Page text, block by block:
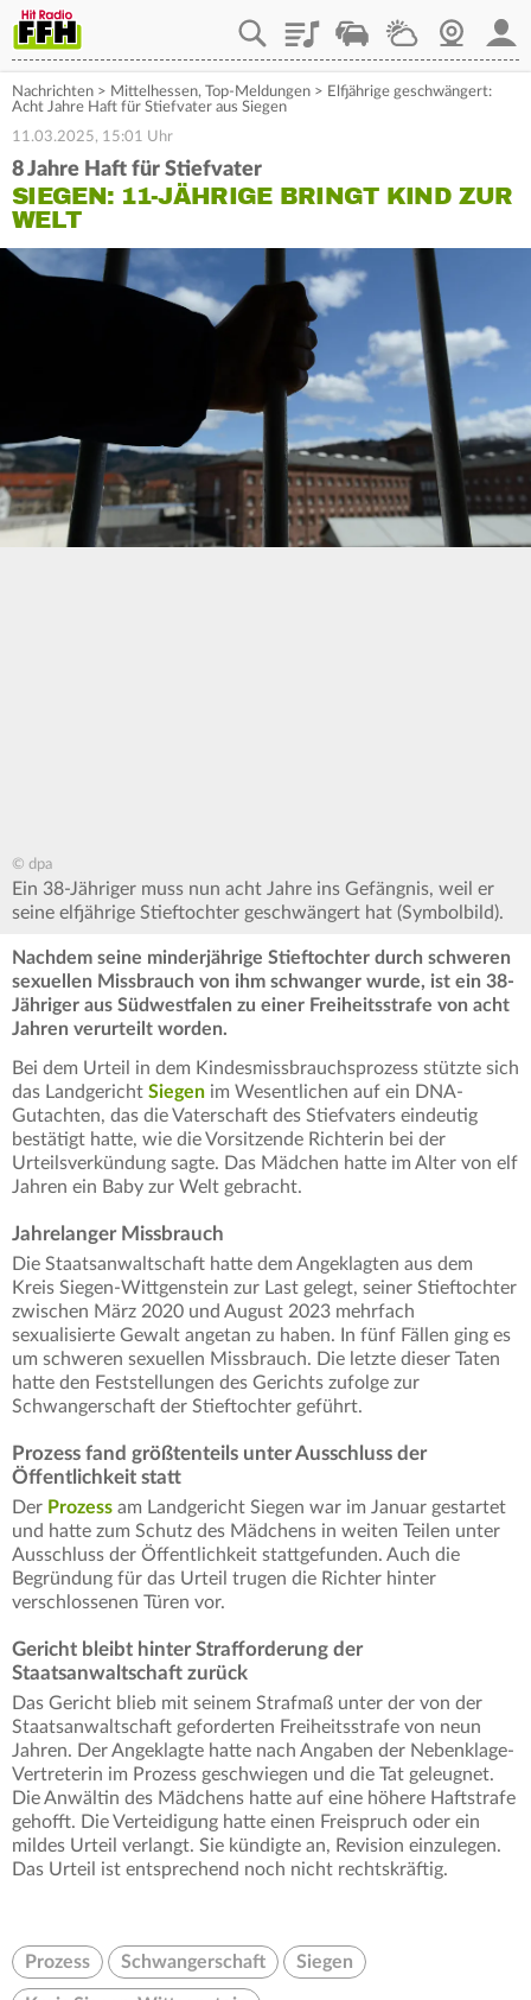
PlaylistStaupilotWetterWebcam
Nachrichten > Mittelhessen, Top-Meldungen > Elfjährige geschwängert:
Acht Jahre Haft für Stiefvater aus Siegen
11.03.2025, 15:01 Uhr
8 Jahre Haft für Stiefvater
SIEGEN: 11-JÄHRIGE BRINGT KIND ZUR
WELT
© dpa
Ein 38-Jähriger muss nun acht Jahre ins Gefängnis, weil er
seine elfjährige Stieftochter geschwängert hat (Symbolbild).
Nachdem seine minderjährige Stieftochter durch schweren
sexuellen Missbrauch von ihm schwanger wurde, ist ein 38-
Jähriger aus Südwestfalen zu einer Freiheitsstrafe von acht
Jahren verurteilt worden.
Bei dem Urteil in dem Kindesmissbrauchsprozess stützte sich
das Landgericht Siegen im Wesentlichen auf ein DNA-
Gutachten, das die Vaterschaft des Stiefvaters eindeutig
bestätigt hatte, wie die Vorsitzende Richterin bei der
Urteilsverkündung sagte. Das Mädchen hatte im Alter von elf
Jahren ein Baby zur Welt gebracht.
Jahrelanger Missbrauch
Die Staatsanwaltschaft hatte dem Angeklagten aus dem
Kreis Siegen-Wittgenstein zur Last gelegt, seiner Stieftochter
zwischen März 2020 und August 2023 mehrfach
sexualisierte Gewalt angetan zu haben. In fünf Fällen ging es
um schweren sexuellen Missbrauch. Die letzte dieser Taten
hatte den Feststellungen des Gerichts zufolge zur
Schwangerschaft der Stieftochter geführt.
Prozess fand größtenteils unter Ausschluss der
Öffentlichkeit statt
Der Prozess am Landgericht Siegen war im Januar gestartet
und hatte zum Schutz des Mädchens in weiten Teilen unter
Ausschluss der Öffentlichkeit stattgefunden. Auch die
Begründung für das Urteil trugen die Richter hinter
verschlossenen Türen vor.
Gericht bleibt hinter Strafforderung der
Staatsanwaltschaft zurück
Das Gericht blieb mit seinem Strafmaß unter der von der
Staatsanwaltschaft geforderten Freiheitsstrafe von neun
Jahren. Der Angeklagte hatte nach Angaben der Nebenklage-
Vertreterin im Prozess geschwiegen und die Tat geleugnet.
Die Anwältin des Mädchens hatte auf eine höhere Haftstrafe
gehofft. Die Verteidigung hatte einen Freispruch oder ein
mildes Urteil verlangt. Sie kündigte an, Revision einzulegen.
Das Urteil ist entsprechend noch nicht rechtskräftig.
Prozess Schwangerschaft Siegen